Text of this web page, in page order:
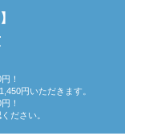
！
円いただきます。
！
ださい。